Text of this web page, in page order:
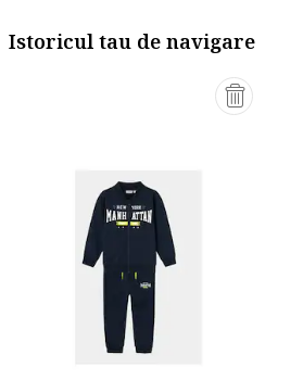
Istoricul tau de navigare